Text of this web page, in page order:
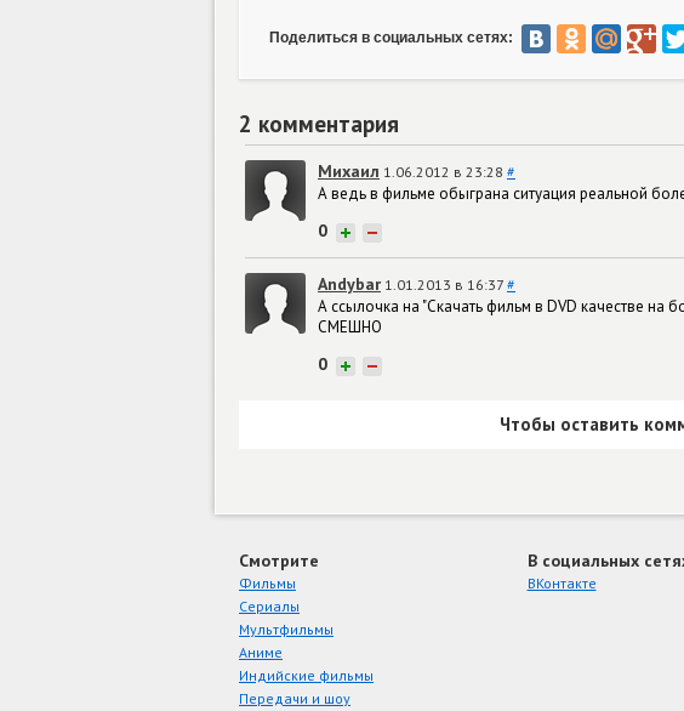
Поделиться в социальных сетях:
2 комментария
Михаил 1.06.2012 в 23:28 #
А ведь в фильме обыграна ситуация реальной
0 + −
Andybar 1.01.2013 в 16:37 #
А ссылочка на "Скачать фильм в DVD качестве на
СМЕШНО
0 + −
Чтобы оставить
Смотрите
Фильмы
Сериалы
Мультфильмы
Аниме
Индийские фильмы
Передачи и шоу
В социальных
ВКонтакте